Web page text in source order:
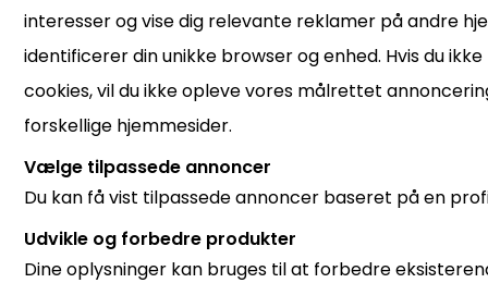
interesser og vise dig relevante reklamer på andre
identificerer din unikke browser og enhed. Hvis du
cookies, vil du ikke opleve vores målrettet
forskellige hjemmesider.
Vælge tilpassede annoncer
Du kan få vist tilpassede annoncer baseret på en
Udvikle og forbedre produkter
Dine oplysninger kan bruges til at forbedre